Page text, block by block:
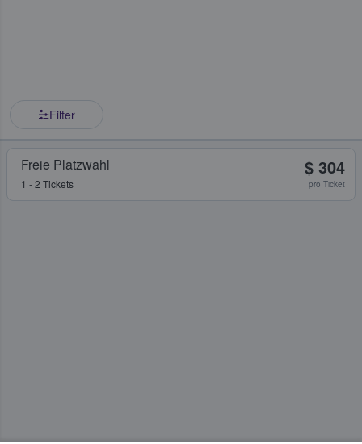
Filter
Freie Platzwahl
1 - 2 Tickets
$ 304
pro Ticket